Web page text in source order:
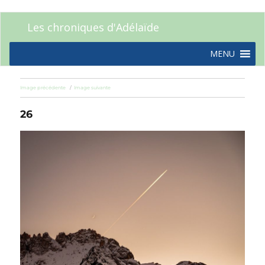
Les chroniques d'Adélaïde
MENU
Image précédente Image suivante
26